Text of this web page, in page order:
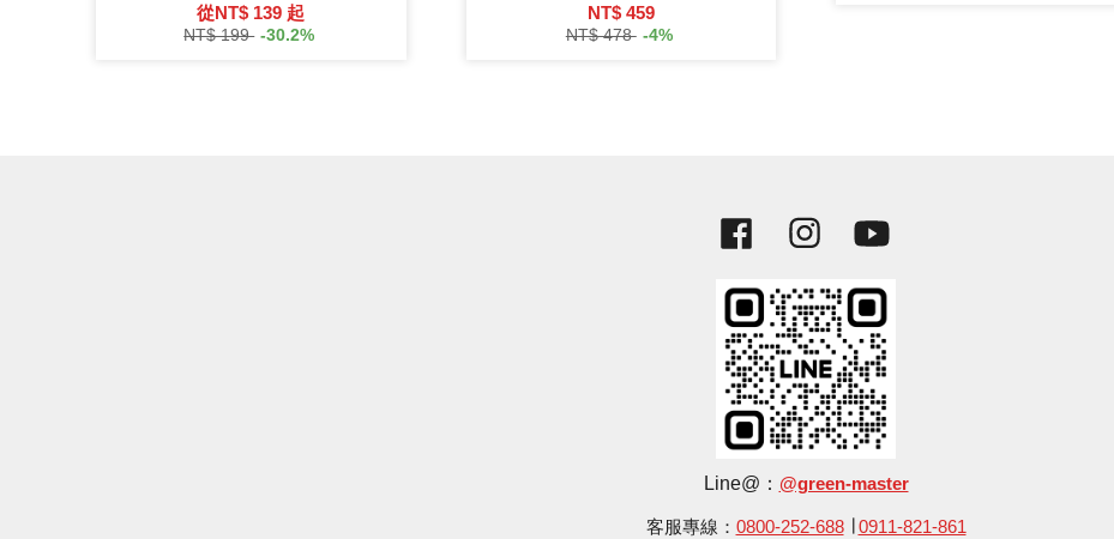
從NT$ 139 起
NT$ 199 -30.2%
NT$ 459
NT$ 478 -4%
Facebook Instagram
Line@： @green-master
客服專線： 0800-252-688∣ 0911-821-861